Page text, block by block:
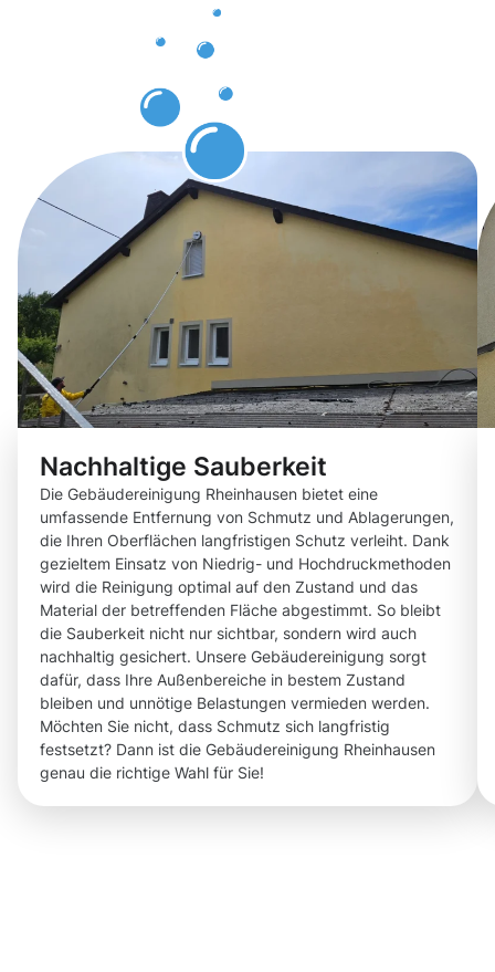
Nachhaltige Sauberkeit
Die Gebäudereinigung Rheinhausen bietet eine
umfassende Entfernung von Schmutz und Ablagerungen,
die Ihren Oberflächen langfristigen Schutz verleiht. Dank
gezieltem Einsatz von Niedrig- und Hochdruckmethoden
wird die Reinigung optimal auf den Zustand und das
Material der betreffenden Fläche abgestimmt. So bleibt
die Sauberkeit nicht nur sichtbar, sondern wird auch
nachhaltig gesichert. Unsere Gebäudereinigung sorgt
dafür, dass Ihre Außenbereiche in bestem Zustand
bleiben und unnötige Belastungen vermieden werden.
Möchten Sie nicht, dass Schmutz sich langfristig
festsetzt? Dann ist die Gebäudereinigung Rheinhausen
genau die richtige Wahl für Sie!